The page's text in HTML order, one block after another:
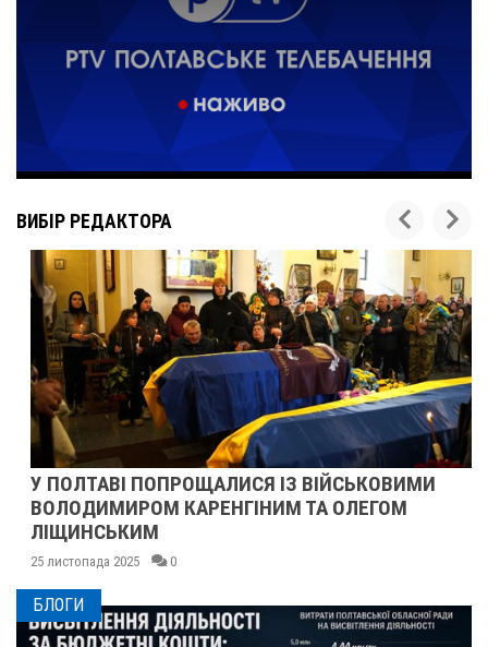
ВИБІР РЕДАКТОРА
У ПОЛТАВІ ПОПРОЩАЛИСЯ ІЗ ВІЙСЬКОВИМИ
ВОЛОДИМИРОМ КАРЕНГІНИМ ТА ОЛЕГОМ
ЛІЩИНСЬКИМ
25 листопада 2025 0
БЛОГИ